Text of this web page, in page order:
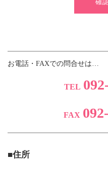
お電話・FAXでの問合せは…
TEL
FAX
■住所